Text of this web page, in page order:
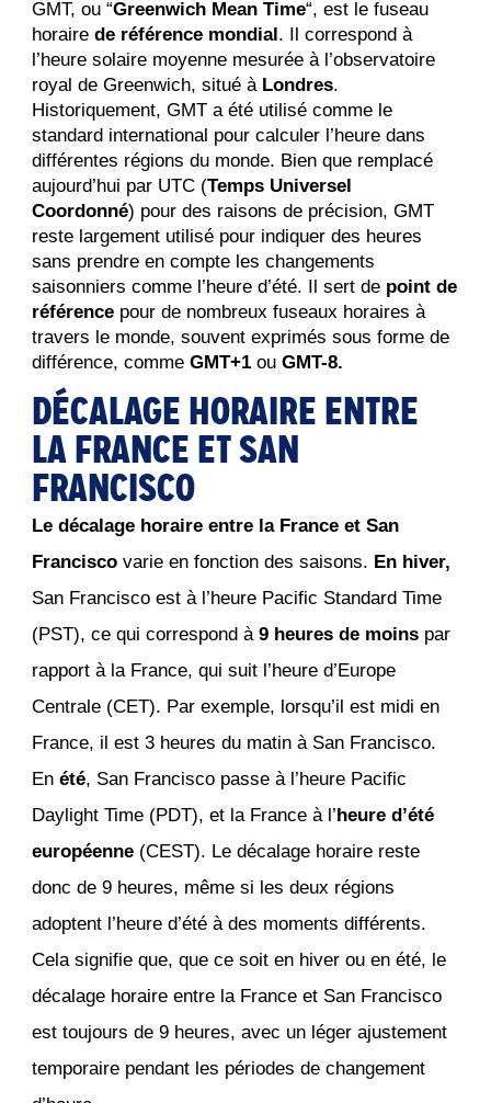
GMT, ou “Greenwich Mean Time“, est le fuseau
horaire de référence mondial. Il correspond à
l’heure solaire moyenne mesurée à l’observatoire
royal de Greenwich, situé à Londres.
Historiquement, GMT a été utilisé comme le
standard international pour calculer l’heure dans
différentes régions du monde. Bien que remplacé
aujourd’hui par UTC (Temps Universel
Coordonné) pour des raisons de précision, GMT
reste largement utilisé pour indiquer des heures
sans prendre en compte les changements
saisonniers comme l’heure d’été. Il sert de point de
référence pour de nombreux fuseaux horaires à
travers le monde, souvent exprimés sous forme de
différence, comme GMT+1 ou GMT-8.
DÉCALAGE HORAIRE ENTRE
LA FRANCE ET SAN
FRANCISCO
Le décalage horaire entre la France et San
Franciscovarie en fonction des saisons. En hiver,
San Francisco est à l’heure Pacific Standard Time
(PST), ce qui correspond à 9 heures de moinspar
rapport à la France, qui suit l’heure d’Europe
Centrale (CET). Par exemple, lorsqu’il est midi en
France, il est 3 heures du matin à San Francisco.
En été, San Francisco passe à l’heure Pacific
Daylight Time (PDT), et la France à l’heure d’été
européenne(CEST). Le décalage horaire reste
donc de 9 heures, même si les deux régions
adoptent l’heure d’été à des moments différents.
Cela signifie que, que ce soit en hiver ou en été, le
décalage horaire entre la France et San Francisco
est toujours de 9 heures, avec un léger ajustement
temporaire pendant les périodes de changement